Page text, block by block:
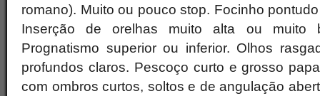
romano). Muito ou pouco stop. Focinho
Inserção de orelhas muito alta ou muito
Prognatismo superior ou inferior. Olhos
profundos claros. Pescoço curto e grosso
com ombros curtos, soltos e de angulação